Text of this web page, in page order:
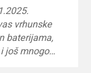
vrhunske
baterijama,
još mnogo…